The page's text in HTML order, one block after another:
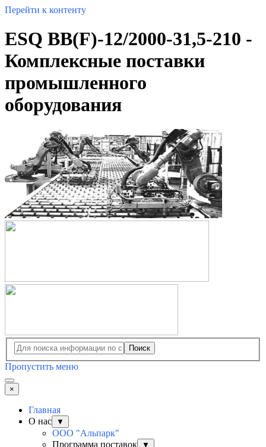
Перейти к контенту
ESQ BB(F)-12/2000-31,5-210 -
Комплексные поставки
промышленного
оборудования
Поиск
Пропустить меню
×
Главная
О нас
▼
ООО "Альпарк"
Программа поставок
▼